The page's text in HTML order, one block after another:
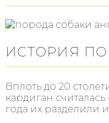
ИСТОРИЯ
Вплоть до 20
кардиган
года их разделили